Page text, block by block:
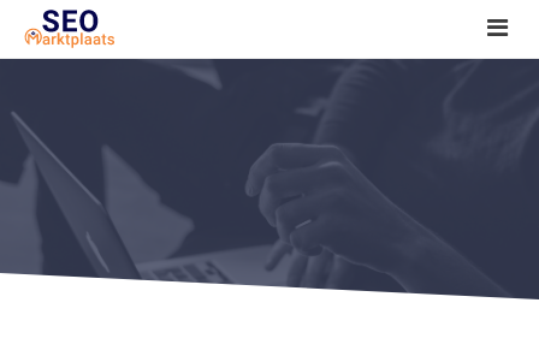
SEO tools reviews
Marketeer bij jou in de buurt?
Offerte
1. Seo voor beginners +
2. Onderzoeken +